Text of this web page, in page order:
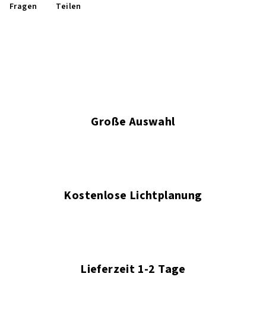
Fragen Teilen
Große Auswahl
Kostenlose Lichtplanung
Lieferzeit 1-2 Tage